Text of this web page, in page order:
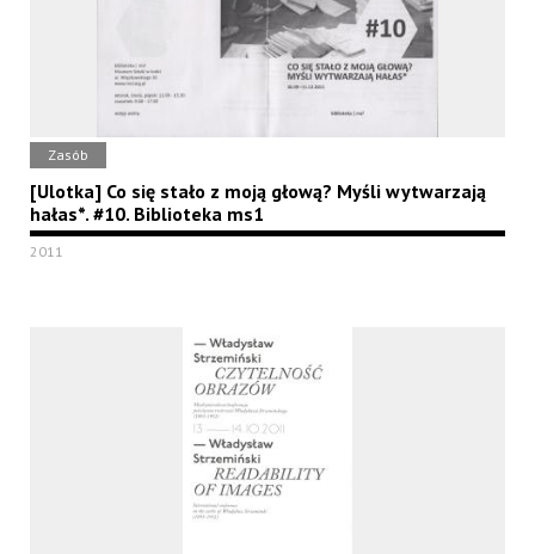
Zasób
[Ulotka] Co się stało z moją głową? Myśli wytwarzają
hałas*. #10. Biblioteka ms1
2011